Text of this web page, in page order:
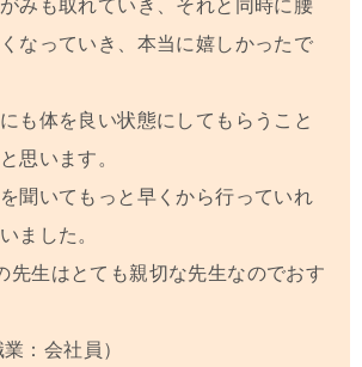
みも取れていき、それと同時に腰
なっていき、本当に嬉しかったで
も体を良い状態にしてもらうこと
思います。
聞いてもっと早くから行っていれ
ました。
先生はとても親切な先生なのでおす
：会社員）